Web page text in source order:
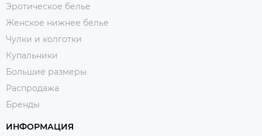
Эротическое белье
Женское нижнее белье
Чулки и колготки
Купальники
Большие размеры
Распродажа
Бренды
ИНФОРМАЦИЯ